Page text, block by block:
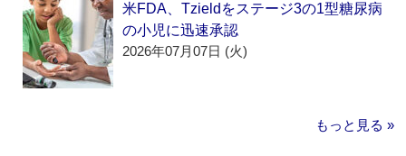
米FDA、Tzieldをステージ3の1型糖尿病
の小児に迅速承認
2026年07月07日 (火)
もっと見る »